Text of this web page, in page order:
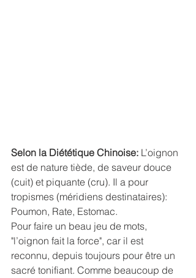
Selon la Diététique Chinoise: L’oignon
est de nature tiède, de saveur douce
(cuit) et piquante (cru). Il a pour
tropismes (méridiens destinataires):
Poumon, Rate, Estomac.
Pour faire un beau jeu de mots,
"l’oignon fait la force", car il est
reconnu, depuis toujours pour être un
sacré tonifiant. Comme beaucoup de